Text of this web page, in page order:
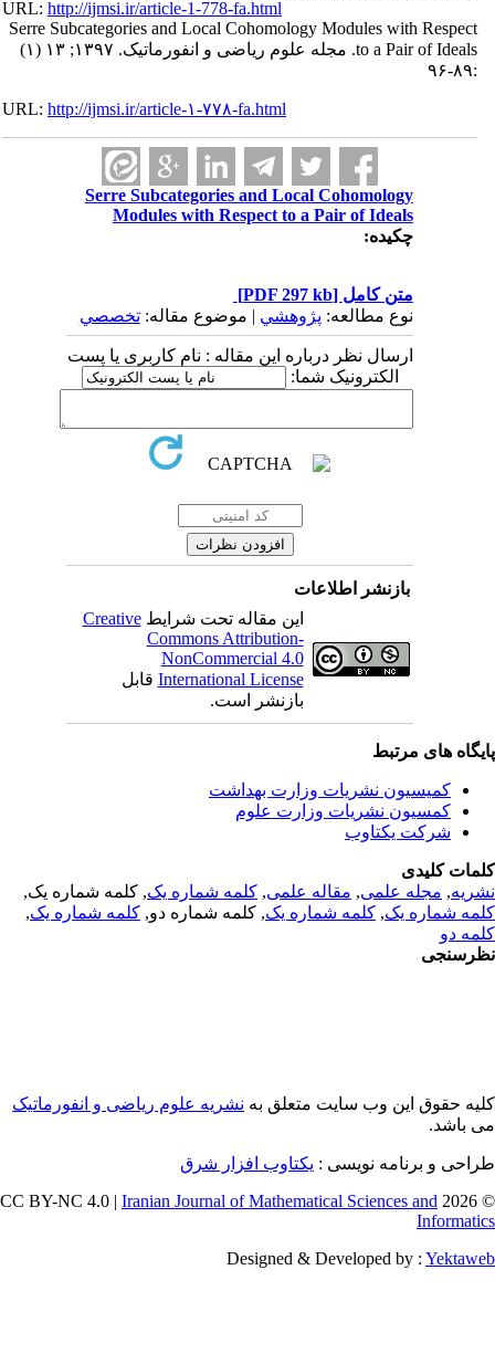
URL:http://ijmsi.ir/article-1-778-fa.html
Serre Subcategories and Local Cohomology Modules with Respect
to a Pair of Ideals. مجله علوم ریاضی و انفورماتیک. ۱۳۹۷; ۱۳ (۱)
URL:http://ijmsi.ir/article-۱-۷۷۸-fa.html
Serre Subcategories and Local Cohomology
Modules with Respect to a Pair of Ideals
چکیده:
متن کامل[PDF 297 kb]
نوع مطالعه:پژوهشي| موضوع مقاله:تخصصي
ارسال نظر درباره این مقاله : نام کاربری یا پست
الکترونیک شما:
بازنشر اطلاعات
این مقاله تحت شرایطCreative
Commons Attribution-
NonCommercial 4.0
International Licenseقابل
بازنشر است.
های مرتبط
کمیسیون نشریات وزارت بهداشت
کمسیون نشریات وزارت علوم
شرکت یکتاوب
کلیدی
,مجله علمی, مقاله علمی, کلمه شماره یک, کلمه شماره یک,
شماره یک,کلمه شماره یک, کلمه شماره دو,کلمه شماره یک,
دو
حقوق این وب سایت متعلق بهنشریه علوم ریاضی و انفورماتیک
باشد.
و برنامه نویسی : یکتاوب افزار شرق
©
Iranian Journal of Mathematical Sciences and
Designed & Developed by :